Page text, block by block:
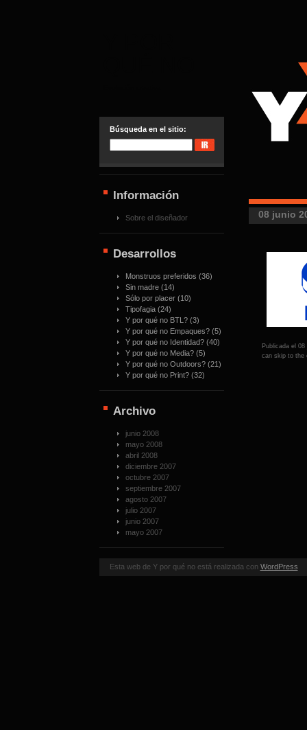
Búsqueda en el sitio:
Información
Sobre el diseñador
Desarrollos
Monstruos preferidos (36)
Sin madre(14)
Sólo por placer(10)
Tipofagia(24)
Y por qué no BTL?(3)
Y por qué no Empaques?(5)
Y por qué no Identidad?(40)
Y por qué no Media?(5)
Y por qué no Outdoors?(21)
Y por qué no Print?(32)
Archivo
junio 2008
mayo 2008
abril 2008
diciembre 2007
octubre 2007
septiembre 2007
agosto 2007
julio 2007
junio 2007
mayo 2007
08 junio
Publicada el
can skip to the
Esta web de Y por qué no está realizada con WordPress